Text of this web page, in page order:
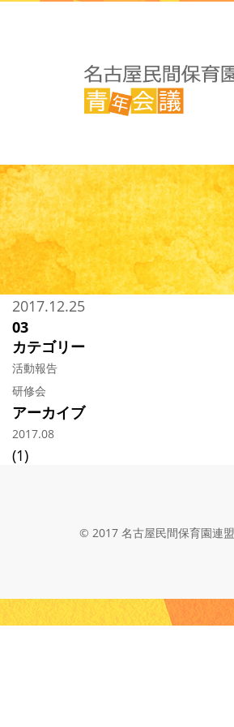
2017.12.25
03
カテゴリー
活動報告
研修会
アーカイブ
2017.08
(1)
© 2017 名古屋民間保育園連